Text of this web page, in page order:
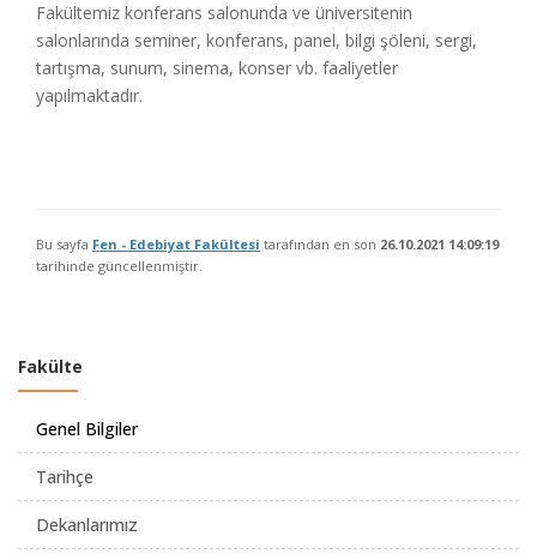
Fakültemiz konferans salonunda ve üniversitenin
salonlarında seminer, konferans, panel, bilgi şöleni, sergi,
tartışma, sunum, sinema, konser vb. faaliyetler
yapılmaktadır.
Bu sayfa Fen - Edebiyat Fakültesi tarafından en son 26.10.2021 14:09:19
tarihinde güncellenmiştir.
Fakülte
Genel Bilgiler
Tarihçe
Dekanlarımız